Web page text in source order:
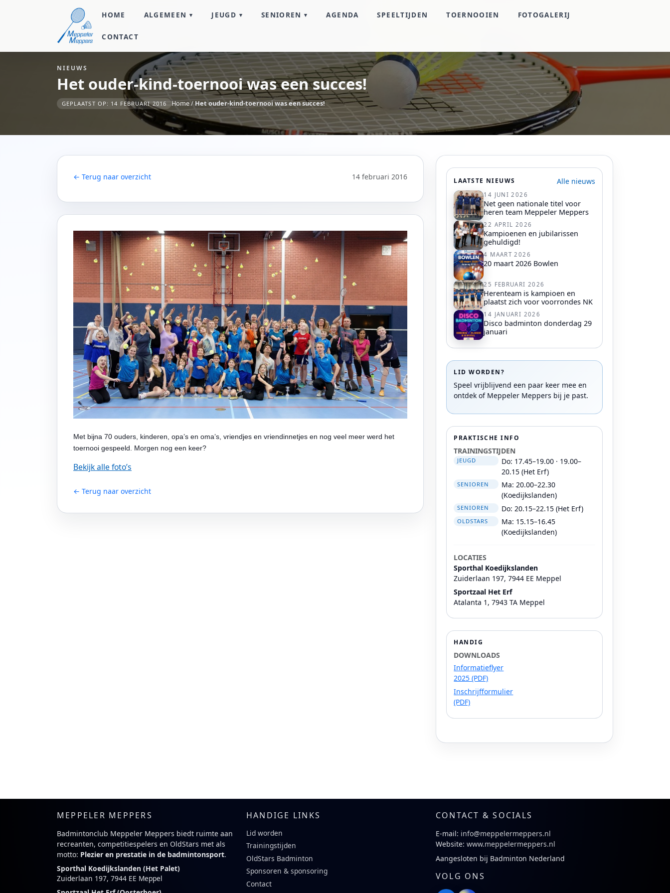
HOME ALGEMEEN JEUGD SENIOREN AGENDA SPEELTIJDEN TOERNOOIEN FOTOGALERIJ
CONTACT
NIEUWS
Het ouder-kind-toernooi was een succes!
GEPLAATST OP: 14 FEBRUARI 2016 Home/Het ouder-kind-toernooi was een succes!
← Terug naar overzicht 14 februari 2016
Met bijna 70 ouders, kinderen, opa’s en oma’s, vriendjes en vriendinnetjes en nog veel meer werd het
toernooi gespeeld. Morgen nog een keer?
Bekijk alle foto’s
← Terug naar overzicht
LAATSTE NIEUWS Alle nieuws
14 JUNI 2026
Net geen nationale titel voor
heren team Meppeler Meppers
22 APRIL 2026
Kampioenen en jubilarissen
gehuldigd!
4 MAART 2026
20 maart 2026 Bowlen
25 FEBRUARI 2026
Herenteam is kampioen en
plaatst zich voor voorrondes NK
14 JANUARI 2026
Disco badminton donderdag 29
januari
LID WORDEN?
Speel vrijblijvend een paar keer mee en
ontdek of Meppeler Meppers bij je past.
PRAKTISCHE INFO
TRAININGSTIJDEN
JEUGD
Do: 17.45–19.00 · 19.00–
20.15 (Het Erf)
SENIOREN
Ma: 20.00–22.30
(Koedijkslanden)
SENIOREN Do: 20.15–22.15 (Het Erf)
OLDSTARS
Ma: 15.15–16.45
(Koedijkslanden)
LOCATIES
Sporthal Koedijkslanden
Zuiderlaan 197, 7944 EE Meppel
Sportzaal Het Erf
Atalanta 1, 7943 TA Meppel
HANDIG
DOWNLOADS
Informatieflyer
2025 (PDF)
Inschrijfformulier
(PDF)
MEPPELER MEPPERS
Badmintonclub Meppeler Meppers biedt ruimte aan
recreanten, competitiespelers en OldStars met als
motto: Plezier en prestatie in de badmintonsport.
Sporthal Koedijkslanden (Het Palet)
Zuiderlaan 197, 7944 EE Meppel
HANDIGE LINKS
Lid worden
Trainingstijden
OldStars Badminton
Sponsoren & sponsoring
Contact
CONTACT & SOCIALS
E-mail: info@meppelermeppers.nl
Website: www.meppelermeppers.nl
Aangesloten bij Badminton Nederland
VOLG ONS